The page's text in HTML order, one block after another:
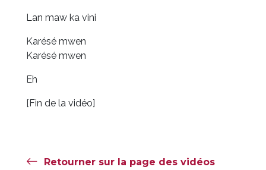
Lan maw ka vini
Karésé mwen
Karésé mwen
Eh
[Fin de la vidéo]
Retourner sur la page des vidéos